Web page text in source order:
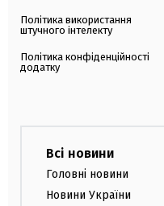
Політика використання
штучного інтелекту
Політика конфіденційності
додатку
Всі новини
Головні новини
Новини України